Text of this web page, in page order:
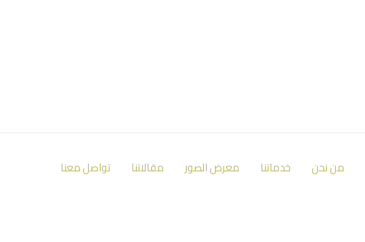
من نحن خدماتنا معرض الصور مقالاتنا تواصل معنا